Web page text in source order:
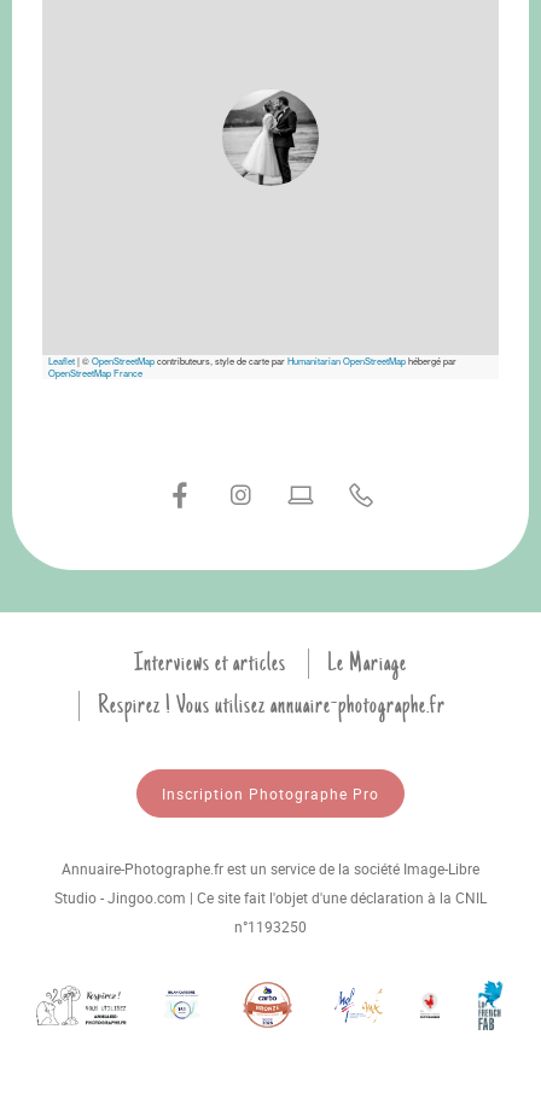
Leaflet|©OpenStreetMapcontributeurs, style de carte parHumanitarian OpenStreetMaphébergé par
OpenStreetMap France
Interviews et articles
Le Mariage
Respirez ! Vous utilisez annuaire-photographe.fr
Inscription Photographe Pro
Annuaire-Photographe.fr est un service de la société Image-Libre
Studio - Jingoo.com | Ce site fait l'objet d'une déclaration à la CNIL
n°1193250